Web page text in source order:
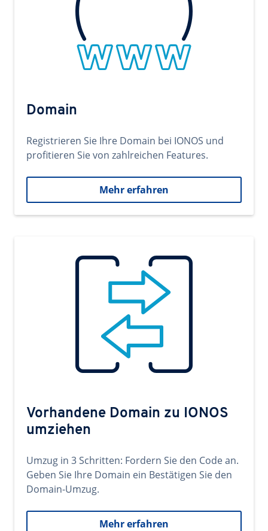
Domain
Registrieren Sie Ihre Domain bei IONOS und
profitieren Sie von zahlreichen Features.
Mehr erfahren
Vorhandene Domain zu IONOS
umziehen
Umzug in 3 Schritten: Fordern Sie den Code an.
Geben Sie Ihre Domain ein Bestätigen Sie den
Domain-Umzug.
Mehr erfahren